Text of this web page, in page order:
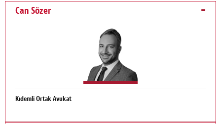
Can Sözer
Kıdemli Ortak Avukat